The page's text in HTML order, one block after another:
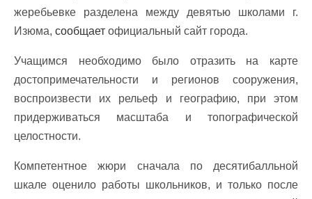
жеребьевке разделена между девятью школами г.
Изюма, сообщает официальный сайт города.
Учащимся необходимо было отразить на карте
достопримечательности и регионов сооружения,
воспроизвести их рельеф и географию, при этом
придерживаться масштаба и топографической
целостности.
Компетентное жюри сначала по десятибалльной
шкале оценило работы школьников, и только после